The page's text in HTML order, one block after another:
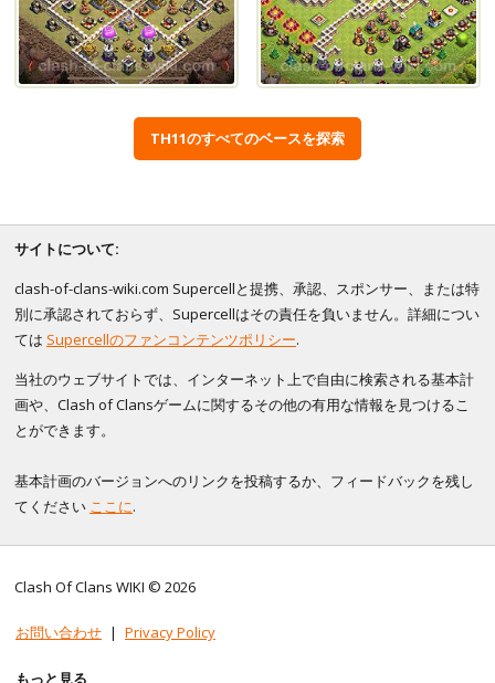
TH11のすべてのベースを探索
サイトについて:
clash-of-clans-wiki.com Supercellと提携、承認、スポンサー、または特
別に承認されておらず、Supercellはその責任を負いません。詳細につい
ては Supercellのファンコンテンツポリシー.
当社のウェブサイトでは、インターネット上で自由に検索される基本計
画や、Clash of Clansゲームに関するその他の有用な情報を見つけるこ
とができます。
基本計画のバージョンへのリンクを投稿するか、フィードバックを残し
てください ここに.
Clash Of Clans WIKI © 2026
お問い合わせ | Privacy Policy
もっと見る